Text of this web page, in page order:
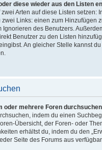
diese wieder aus den Listen
Arten auf diese Listen setzen:
zwei Links: einen zum Hinzufügen
Ignorieren des Benutzers.
Benutzer zu den Listen
An gleicher Stelle kannst
oder mehrere Foren
indem du einen
Übersicht, der Foren- oder
erhältst du, indem du den
Seite des Forums aus